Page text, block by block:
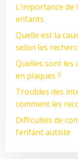
L’importance
enfants
Quelle est la
selon les
Quelles sont les
en plaques ?
Troubles des
comment les
Difficultés de
l’enfant autiste